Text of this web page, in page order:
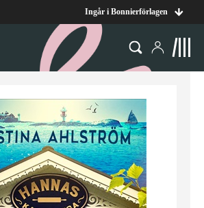
Ingår i Bonnierförlagen